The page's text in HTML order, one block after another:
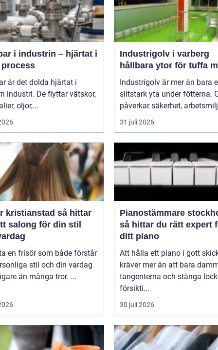
i industrin – hjärtat i
är det dolda hjärtat i
industri. De flyttar vätskor,
oljor,...
Industrigolv i varberg
hållbara ytor för tuffa
Industrigolv är mer än bara
slitstark yta under fötterna.
påverkar säkerhet,
31 juli 2026
så hittar
salong för din stil
en frisör som både förstår
stil och din vardag
än många tror. ...
Pianostämmare
så hittar du rätt expert
ditt piano
Att hålla ett piano i gott
kräver mer än att bara
tangenterna och stänga
försikti...
30 juli 2026